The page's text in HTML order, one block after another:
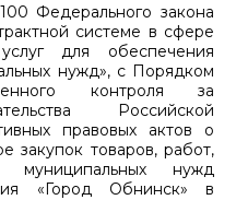
Федерального закона
системе в сфере
для обеспечения
нужд», с Порядком
контроля за
Российской
правовых актов о
закупок товаров, работ,
нужд
«Город Обнинск» в